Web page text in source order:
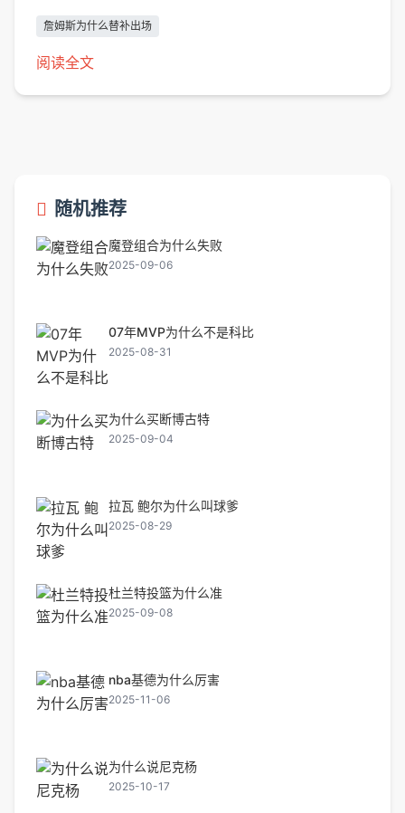
以替补身份登场，结束了连续1087场首发的历史第
二长纪录。这一决定绝非偶然，而是湖人教练组与詹
藏着球队管理、球员健康、战术革新等多维度的深度
詹姆斯为什么替补出场
阅读全文
随机推荐
魔登组合为什么失败
2025-09-06
07年MVP为什么不是科比
2025-08-31
为什么买断博古特
2025-09-04
拉瓦 鲍尔为什么叫球爹
2025-08-29
杜兰特投篮为什么准
2025-09-08
nba基德为什么厉害
2025-11-06
为什么说尼克杨
2025-10-17